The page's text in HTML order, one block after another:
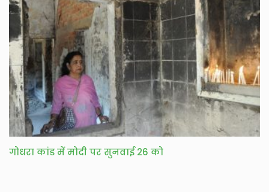
गोधरा कांड में मोदी पर सुनवाई 26 को